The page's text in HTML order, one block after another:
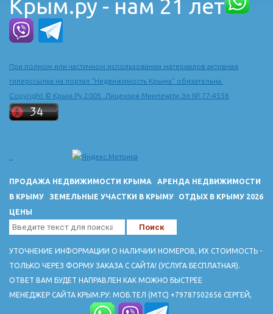
Крым.ру - нам 21 лет
При полном или частичном использовании материалов активная
гиперссылка на портал "Недвижимость Крыма" обязательна.
Copyright © Крым.Ру 2005. Лицензия Минпечати Эл № 77-4556
ПРОДАЖА НЕДВИЖИМОСТИ КРЫМА
АРЕНДА НЕДВИЖИМОСТИ
В КРЫМУ
ЗЕМЕЛЬНЫЕ УЧАСТКИ В КРЫМУ
ОТДЫХ В КРЫМУ 2026
ЦЕНЫ
УТОЧНЕНИЕ ИНФОРМАЦИИ О НАЛИЧИИ НОМЕРОВ, ИХ СТОИМОСТЬ -
ТОЛЬКО ЧЕРЕЗ ФОРМУ ЗАКАЗА С САЙТА! (УСЛУГА БЕСПЛАТНАЯ).
ОТВЕТ ВАМ БУДЕТ НАПРАВЛЕН КАК МОЖНО БЫСТРЕЕ
МЕНЕДЖЕР САЙТА КРЫМ.РУ: МОБ.ТЕЛ (МТС) +79787502656 СЕРГЕЙ,